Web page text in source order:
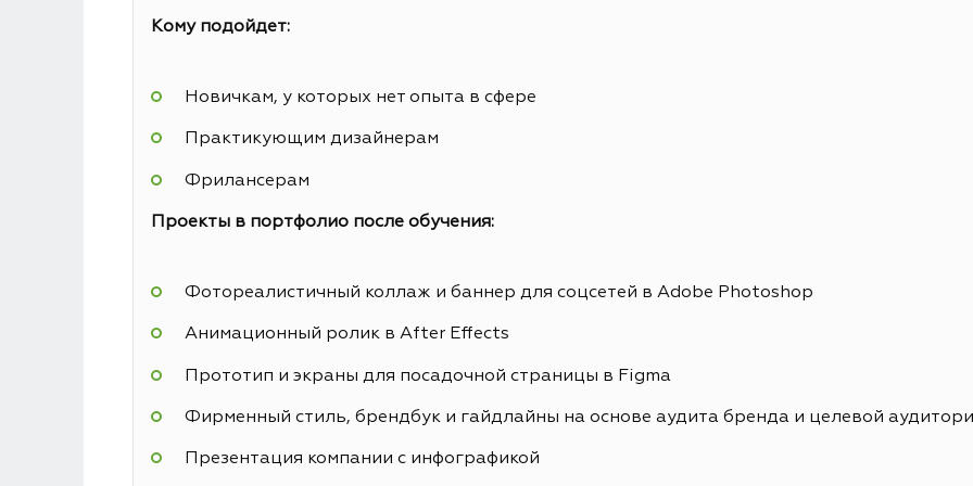
Кому подойдет:
Новичкам, у которых нет опыта в сфере
Практикующим дизайнерам
Фрилансерам
Проекты в портфолио после обучения:
Фотореалистичный коллаж и баннер для соцсетей в Adobe Photoshop
Анимационный ролик в After Effects
Прототип и экраны для посадочной страницы в Figma
Фирменный стиль, брендбук и гайдлайны на основе аудита бренда и целевой
Презентация компании с инфографикой